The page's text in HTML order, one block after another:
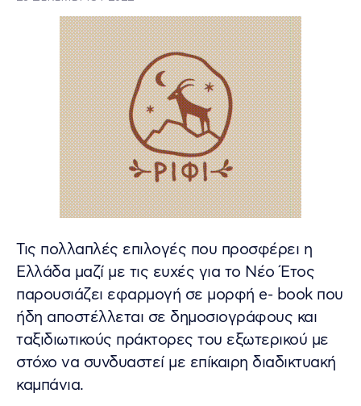
Τις πολλαπλές επιλογές που προσφέρει η
Ελλάδα μαζί με τις ευχές για το Νέο Έτος
παρουσιάζει εφαρμογή σε μορφή e- book που
ήδη αποστέλλεται σε δημοσιογράφους και
ταξιδιωτικούς πράκτορες του εξωτερικού με
στόχο να συνδυαστεί με επίκαιρη διαδικτυακή
καμπάνια.